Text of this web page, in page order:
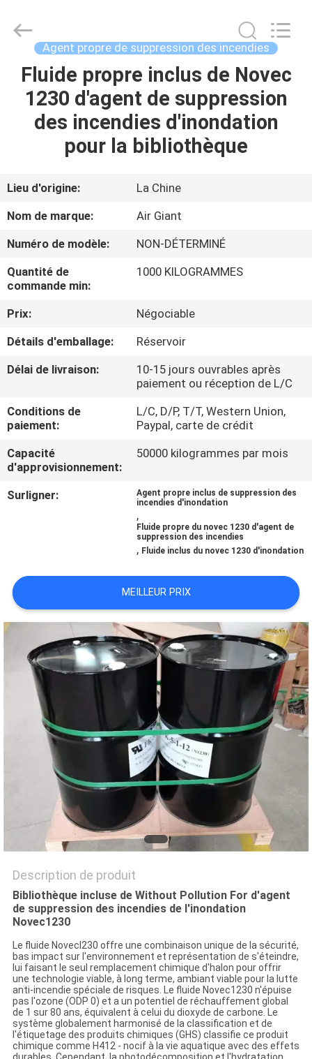
MAISON
PRODUITS
EXPOSITION
DE
VR
À
PROPOS
DE
VISITE
CONTRÔLE
DE
QUALITÉ
DEMANDEZ
CITATION
PLAN
SITE
PRIVACY
POLICY
Giant
Equipment
Agent propre de suppression des incendies
Fluide propre inclus de Novec
1230 d'agent de suppression
des incendies d'inondation
pour la bibliothèque
Lieu d'origine:
La Chine
Nom de marque:
Air Giant
Numéro de modèle:
NON-DÉTERMINÉ
Quantité de
commande min:
1000 KILOGRAMMES
Prix:
Négociable
Détails d'emballage:
Réservoir
Délai de livraison:
10-15 jours ouvrables après
paiement ou réception de L/C
Conditions de
paiement:
L/C, D/P, T/T, Western Union,
Paypal, carte de crédit
Capacité
d'approvisionnement:
50000 kilogrammes par mois
Surligner:
Agent propre inclus de suppression des
incendies d'inondation
,
Fluide propre du novec 1230 d'agent de
suppression des incendies
, Fluide inclus du novec 1230 d'inondation
MEILLEUR PRIX
Description de produit
Bibliothèque incluse de Without Pollution For d'agent
de suppression des incendies de l'inondation
Novec1230
Le fluide Novecl230 offre une combinaison unique de la sécurité,
bas impact sur l'environnement et représentation de s'éteindre,
lui faisant le seul remplacement chimique d'halon pour offrir
une technologie viable, à long terme, ambiant viable pour la lutte
anti-incendie spéciale de risques. Le fluide Novec1230 n'épuise
pas l'ozone (ODP 0) et a un potentiel de réchauffement global
de 1 sur 80 ans, équivalent à celui du dioxyde de carbone. Le
système globalement harmonisé de la classification et de
l'étiquetage des produits chimiques (GHS) classifie ce produit
chimique comme H412 - nocif à la vie aquatique avec des effets